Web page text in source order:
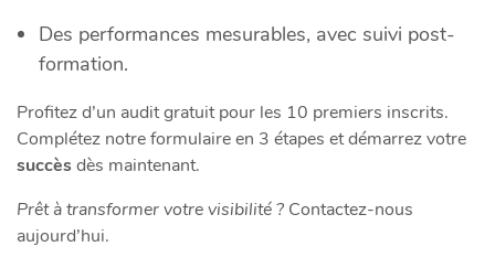
Des performances mesurables, avec suivi post-
formation.
Profitez d’un audit gratuit pour les 10 premiers inscrits.
Complétez notre formulaire en 3 étapes et démarrez votre
succèsdès maintenant.
Prêt à transformer votre visibilité ? Contactez-nous
aujourd’hui.